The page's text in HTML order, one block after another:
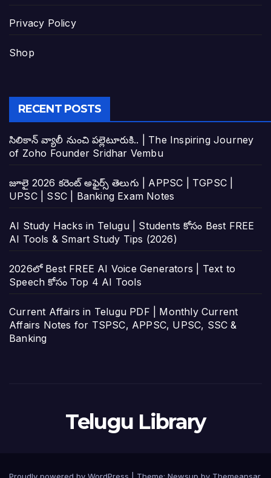
Privacy Policy
Shop
RECENT POSTS
సిలికాన్ వ్యాలీ నుంచి పల్లెటూరుకి.. | The Inspiring Journey
of Zoho Founder Sridhar Vembu
జూలై 2026 కరెంట్ అఫైర్స్ తెలుగు | APPSC | TGPSC |
UPSC | SSC | Banking Exam Notes
AI Study Hacks in Telugu | Students కోసం Best FREE
AI Tools & Smart Study Tips (2026)
2026లో Best FREE AI Voice Generators | Text to
Speech కోసం Top 4 AI Tools
Current Affairs in Telugu PDF | Monthly Current
Affairs Notes for TSPSC, APPSC, UPSC, SSC &
Banking
Telugu Library